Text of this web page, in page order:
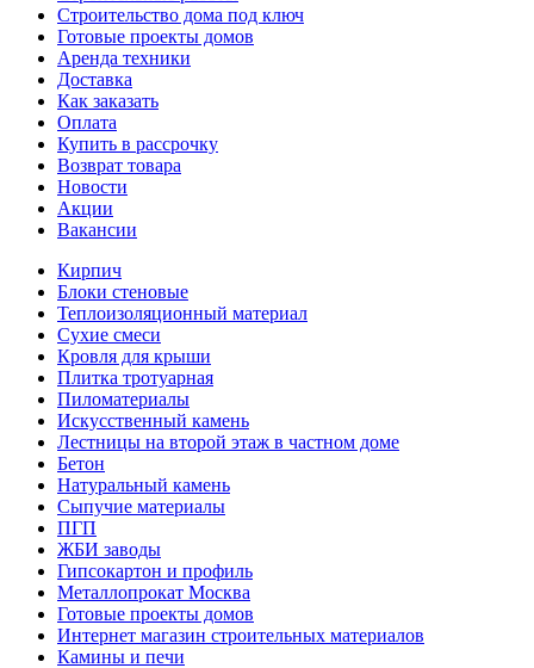
Строительство дома под ключ
Готовые проекты домов
Аренда техники
Доставка
Как заказать
Оплата
Купить в рассрочку
Возврат товара
Новости
Акции
Вакансии
Кирпич
Блоки стеновые
Теплоизоляционный материал
Сухие смеси
Кровля для крыши
Плитка тротуарная
Пиломатериалы
Искусственный камень
Лестницы на второй этаж в частном доме
Бетон
Натуральный камень
Сыпучие материалы
ПГП
ЖБИ заводы
Гипсокартон и профиль
Металлопрокат Москва
Готовые проекты домов
Интернет магазин строительных материалов
Камины и печи